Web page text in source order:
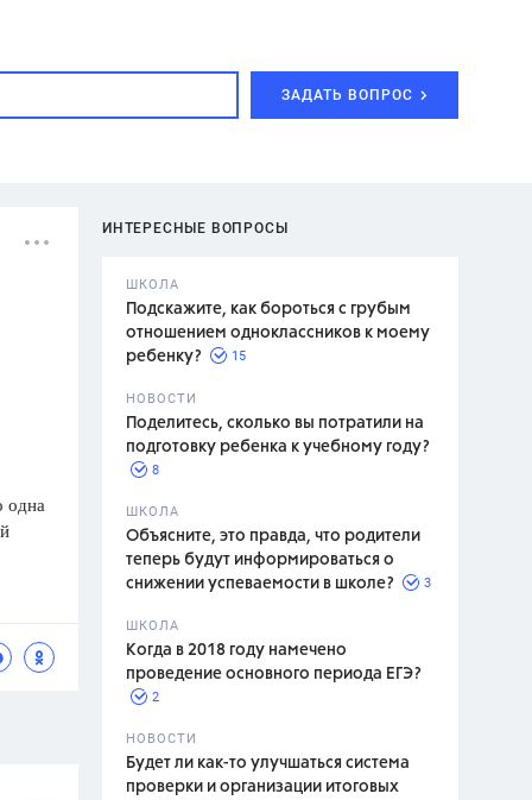
ЗАДАТЬ ВОПРОС
Л.С.,
ИНТЕРЕСНЫЕ ВОПРОСЫ
ШКОЛА
Подскажите, как бороться с грубым
отношением одноклассников к моему
ребенку?
15
НОВОСТИ
Поделитесь, сколько вы потратили на
подготовку ребенка к учебному году?
8
ШКОЛА
Объясните, это правда, что родители
теперь будут информироваться о
снижении успеваемости в школе?
3
ШКОЛА
Когда в 2018 году намечено
проведение основного периода ЕГЭ?
2
НОВОСТИ
Будет ли как-то улучшаться система
проверки и организации итоговых
одна